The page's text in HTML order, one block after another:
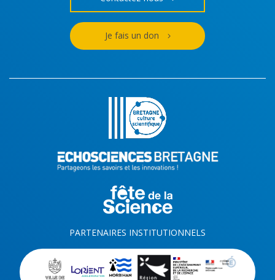
Je fais un don
PARTENAIRES INSTITUTIONNELS